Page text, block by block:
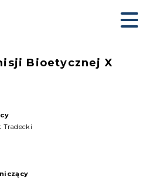
Bioetycznej X
Tradecki